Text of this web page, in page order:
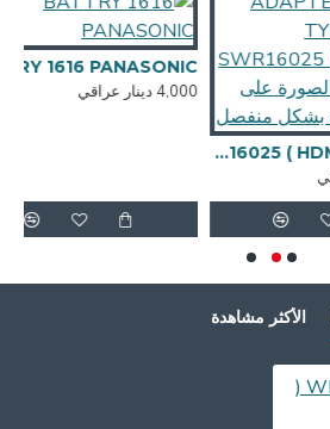
ADAPTER PHILIPS TYPE-C 8 IN 1 - SWR16025 ( HDMI*2 DP VGA ) يعرض الصورة على اكثر من شاشة بشكل منفصل
BATTRY 1616 PANASONIC
4,000 دينار عراقي
الأكثر مشاهدة